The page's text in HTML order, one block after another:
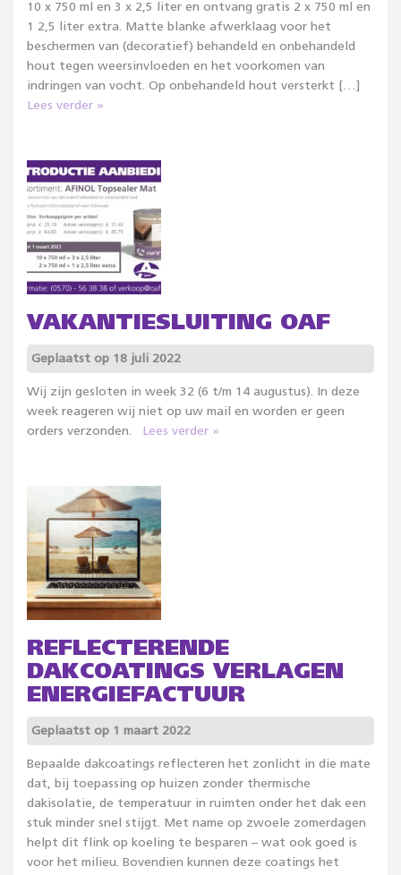
10 x 750 ml en 3 x 2,5 liter en ontvang gratis 2 x 750 ml en
1 2,5 liter extra. Matte blanke afwerklaag voor het
beschermen van (decoratief) behandeld en onbehandeld
hout tegen weersinvloeden en het voorkomen van
indringen van vocht. Op onbehandeld hout versterkt […]
Lees verder »
VAKANTIESLUITING OAF
Geplaatst op 18 juli 2022
Wij zijn gesloten in week 32 (6 t/m 14 augustus). In deze
week reageren wij niet op uw mail en worden er geen
orders verzonden.
Lees verder »
REFLECTERENDE
DAKCOATINGS VERLAGEN
ENERGIEFACTUUR
Geplaatst op 1 maart 2022
Bepaalde dakcoatings reflecteren het zonlicht in die mate
dat, bij toepassing op huizen zonder thermische
dakisolatie, de temperatuur in ruimten onder het dak een
stuk minder snel stijgt. Met name op zwoele zomerdagen
helpt dit flink op koeling te besparen – wat ook goed is
voor het milieu. Bovendien kunnen deze coatings het